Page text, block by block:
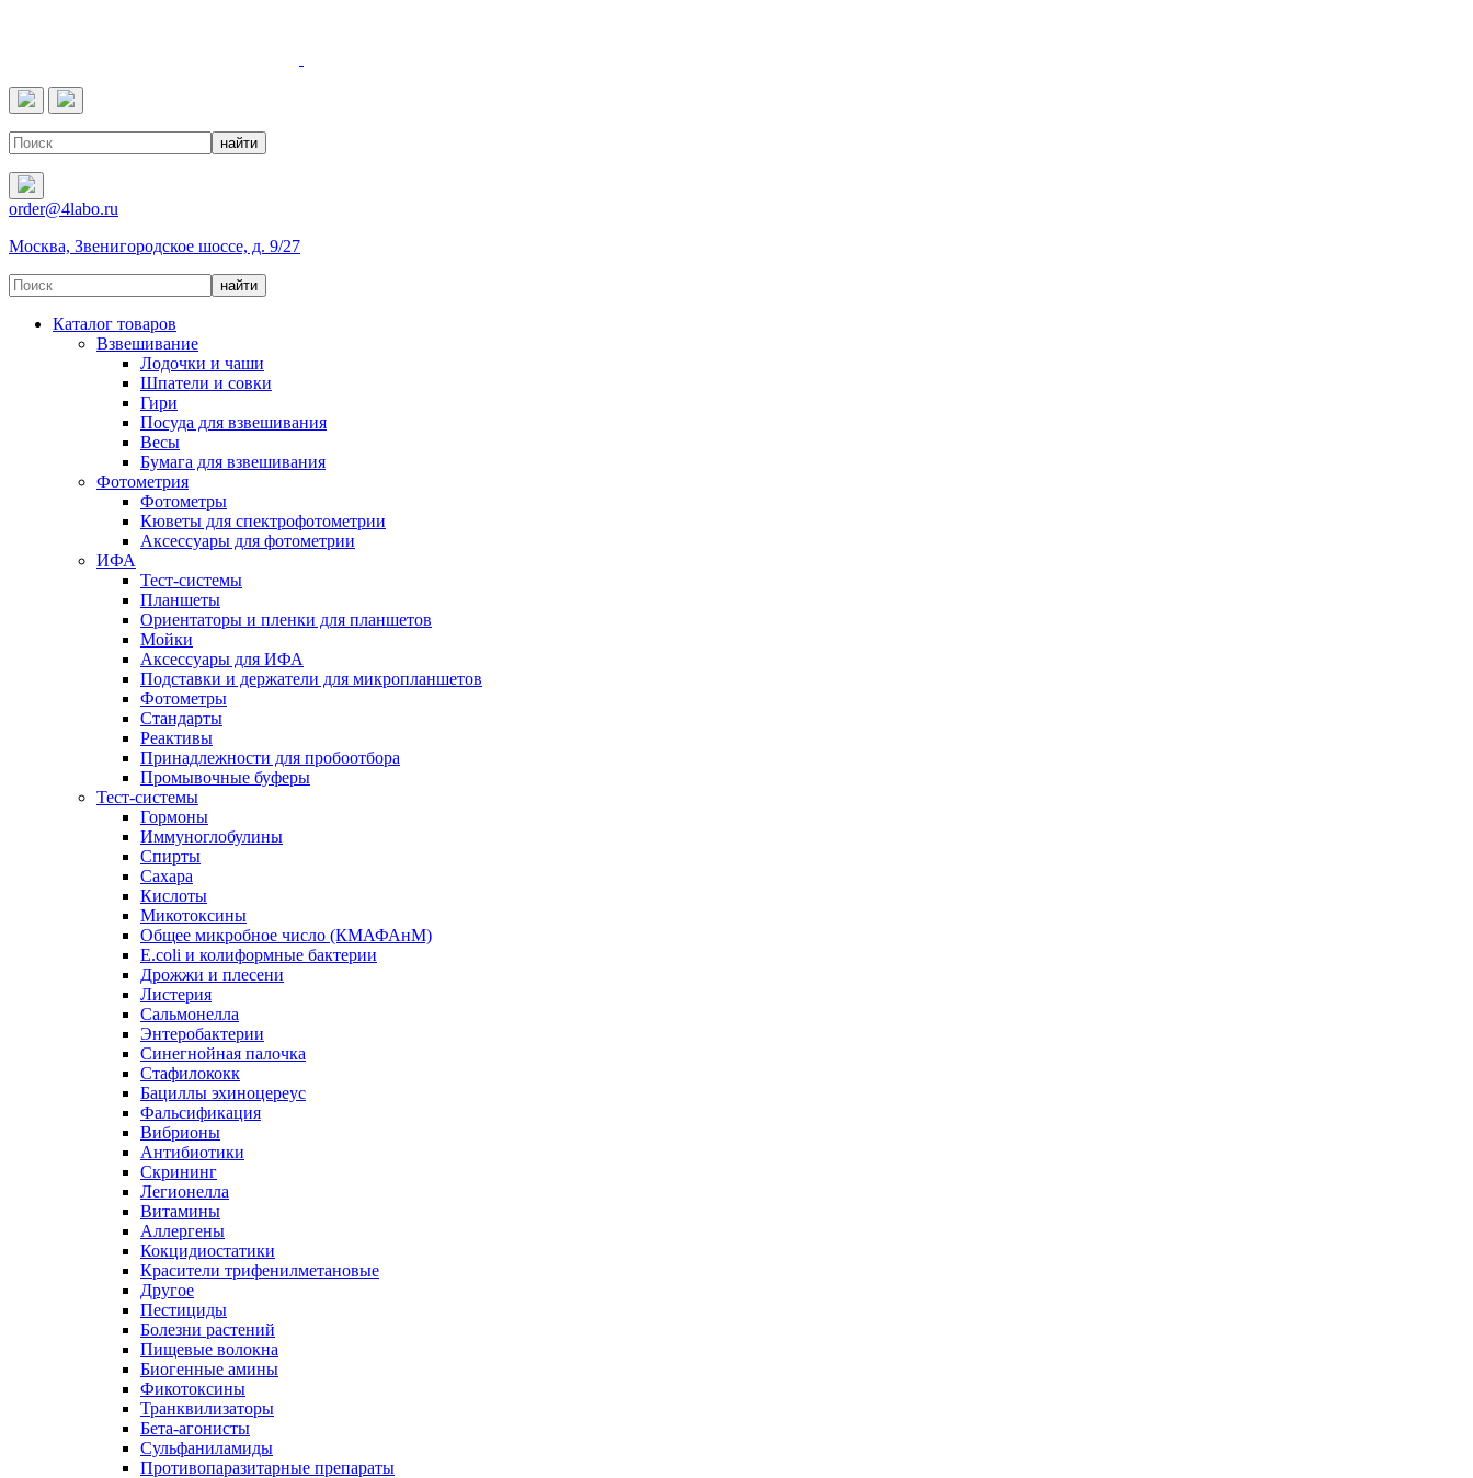
order@4labo.ru
Москва, Звенигородское шоссе, д. 9/27
Каталог товаров
Взвешивание
Лодочки и чаши
Шпатели и совки
Гири
Посуда для взвешивания
Весы
Бумага для взвешивания
Фотометрия
Фотометры
Кюветы для спектрофотометрии
Аксессуары для фотометрии
ИФА
Тест-системы
Планшеты
Ориентаторы и пленки для планшетов
Мойки
Аксессуары для ИФА
Подставки и держатели для микропланшетов
Фотометры
Стандарты
Реактивы
Принадлежности для пробоотбора
Промывочные буферы
Тест-системы
Гормоны
Иммуноглобулины
Спирты
Сахара
Кислоты
Микотоксины
Общее микробное число (КМАФАнМ)
E.coli и колиформные бактерии
Дрожжи и плесени
Листерия
Сальмонелла
Энтеробактерии
Синегнойная палочка
Стафилококк
Бациллы эхиноцереус
Фальсификация
Вибрионы
Антибиотики
Скрининг
Легионелла
Витамины
Аллергены
Кокцидиостатики
Красители трифенилметановые
Другое
Пестициды
Болезни растений
Пищевые волокна
Биогенные амины
Фикотоксины
Транквилизаторы
Бета-агонисты
Сульфаниламиды
Противопаразитарные препараты